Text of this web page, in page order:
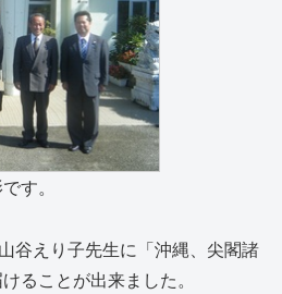
す。
谷えり子先生に「沖縄、尖閣諸
ることが出来ました。